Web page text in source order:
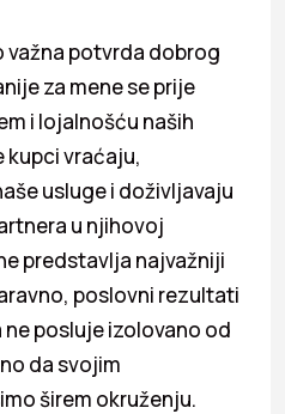
važna potvrda dobrog
za mene se prije
i lojalnošću naših
kupci vraćaju,
usluge i doživljavaju
u njihovoj
predstavlja najvažniji
poslovni rezultati
posluje izolovano od
da svojim
širem okruženju.